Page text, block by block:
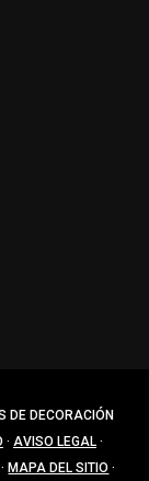
DE DECORACIÓN
· AVISO LEGAL ·
· MAPA DEL SITIO ·